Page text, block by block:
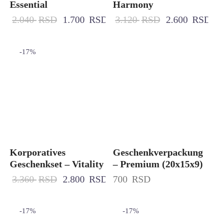
Essential
2.040RSD 1.700 RSD
Harmony
3.120RSD 2.600 RSD
-17%
Korporatives
Geschenkset – Vitality
3.360RSD 2.800 RSD
Geschenkverpackung
– Premium (20x15x9)
700 RSD
-17% -17%